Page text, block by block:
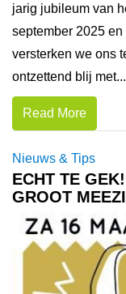
jarig jubileum van
september 2025
versterken we ons
ontzettend blij met...
Read More
Nieuws & Tips
ECHT TE
GROOT